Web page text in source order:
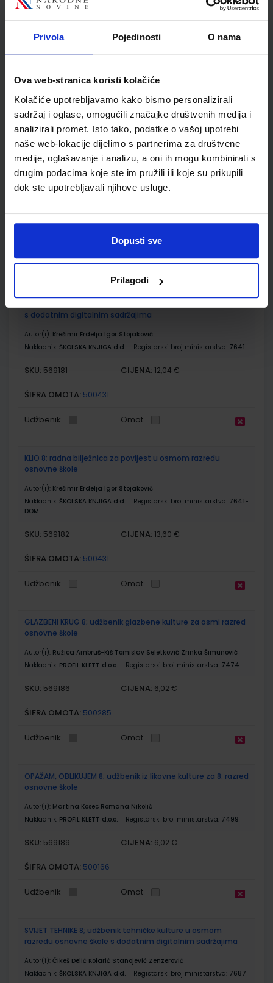
Privola Pojedinosti O nama
Ova web-stranica koristi kolačiće
Kolačiće upotrebljavamo kako bismo personalizirali
sadržaj i oglase, omogućili značajke društvenih medija i
analizirali promet. Isto tako, podatke o vašoj upotrebi
naše web-lokacije dijelimo s partnerima za društvene
medije, oglašavanje i analizu, a oni ih mogu kombinirati s
drugim podacima koje ste im pružili ili koje su prikupili
dok ste upotrebljavali njihove usluge.
Dopusti sve
Prilagodi
MOJA ZEMLJA 4; udžbenik iz geografije za osmi razred OŠ
Nakladnik:ALFA d.d. Registarski broj ministarstva: 7274
ŠIFRA OMOTA: 500167
Udžbenik Omot
MOJA ZEMLJA 4; radna bilježnica iz geografije za osmi razred
OŠ
Autor(i):
Kožul Krpes Samardžić Vukelić
Nakladnik:ALFA d.d. Registarski broj ministarstva:
SKU:569174 CIJENA:12,00 €
Udžbenik Omot
s dodatnim digitalnim sadržajima
Autor(i): Krešimir Erdelja Igor Stojaković
Nakladnik: ŠKOLSKA KNJIGA d.d. Registarski broj ministarstva: 7641
SKU: 569181 CIJENA: 12,04 €
ŠIFRA OMOTA: 500431
Udžbenik Omot
KLIO 8; radna bilježnica za povijest u osmom razredu
osnovne škole
Autor(i): Krešimir Erdelja Igor Stojaković
Nakladnik: ŠKOLSKA KNJIGA d.d. Registarski broj ministarstva: 7641-
DOM
SKU: 569182 CIJENA: 13,60 €
ŠIFRA OMOTA: 500431
Udžbenik Omot
GLAZBENI KRUG 8; udžbenik glazbene kulture za osmi razred
osnovne škole
Autor(i): Ružica Ambruš-Kiš Tomislav Seletković Zrinka Šimunović
Nakladnik: PROFIL KLETT d.o.o. Registarski broj ministarstva: 7474
SKU: 569186 CIJENA: 6,02 €
ŠIFRA OMOTA: 500285
Udžbenik Omot
OPAŽAM, OBLIKUJEM 8; udžbenik iz likovne kulture za 8. razred
osnovne škole
Autor(i): Martina Kosec Romana Nikolić
Nakladnik: PROFIL KLETT d.o.o. Registarski broj ministarstva: 7499
SKU: 569189 CIJENA: 6,02 €
ŠIFRA OMOTA: 500166
Udžbenik Omot
SVIJET TEHNIKE 8; udžbenik tehničke kulture u osmom
razredu osnovne škole s dodatnim digitalnim sadržajima
Autor(i): Čikeš Delić Kolarić Stanojević Zenzerović
Nakladnik: ŠKOLSKA KNJIGA d.d. Registarski broj ministarstva: 7687